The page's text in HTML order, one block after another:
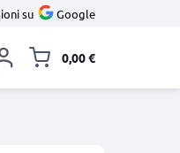
su Google
0,00 €